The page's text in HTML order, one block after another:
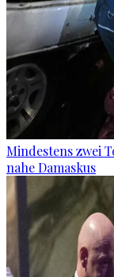
Mindestens zwei
nahe Damaskus